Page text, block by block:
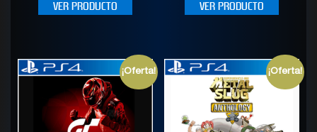
VER PRODUCTO VER PRODUCTO
¡Oferta! ¡Oferta!